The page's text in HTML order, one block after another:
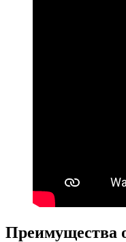
Преимущества